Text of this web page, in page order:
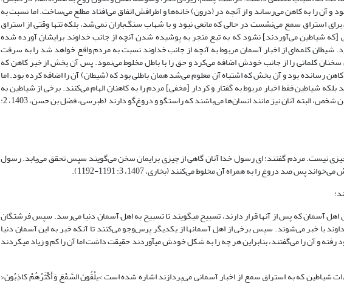
آن را به کاهن می‌رساند و از آنچه در (درون) خانه‌ها و اطرافش اتفاق می‌افتاد مطلع می‌ساخت. اما نسبت به
استراق سمع می‌نشست در حالی که مانعی نبود و با شهاب سنگ‌باران نمی‌شد، بلکه تنها وقتی از استراق
شیاطین می‌آوردند] نشود که به تبع منجر به پوشیده شدن آنچه از جانب خداوند برایشان آورده شده
کلمه‌ای از اخبار آسمان مربوط به آنچه از جانب خداوند نسبت به مردم واقع خواهد شد را به سرقت
سخنان کلماتی را از جانب خودش اضافه می‌کرد و حق را با باطل مخلوط می‌نمود. پس آن بخش از خبر کاهن که
بود و آن بخش که اشتباه آن معلوم می‌شد همان باطلی بود که (شیطان) آن را اضافه کرده بود. اما
شیاطین فقط اخبار مربوط به گفتار و کردار [مخفی] مردم را به کاهنان الهام می‌کنند. برخی از شیاطین به
برخی دیگر حوادث دور دست را الهام می‌کنند از سرقت و قتل و غایب شدن شخص، البته آنان نیز مانند انسان‌ها می‌باشند که راستگو و دروغ‌گو دارند (طبرسی، فضل بن حسن، 1403، 2:
نیست. مردم گفتند: ای رسول خدا آنان گاهی از چیزی برایمان سخن می‌گویند سپس تحقق می‌یابد. رسول
صد دروغ را به همراه آن مخلوط می‌کنند (بخاری، 1407، 3: 1191-1192).
وقتی خداوند امری را مقدر می‌سازد حاملان عرش تسبیح می‎گویند، سپس اهل آسمان که پس از آنها قرار دارند، تسبیح می‎گویند تا تسبیح به اهل آسمان دنیا می‌رسد. سپس فرشتگان
با خبر می‌شوند. سپس برخی از اهل آسمانها از یکدیگر پرس‌وجو می‌کنند تا آنکه خبر به این آسمان دنیا
می‌رسد. در این جا جن به طور پنهانی گوش می‌دهد و به سوی دوستان خود رفته و آن را می‌گفتند، بنابراین هر چه را به شکل خودش می‎آوردند حقیقت داشت اما آن را کم و زیاد می‎کردند
شیاطین که به استراق سمع از اخبار آسمانی می‌پردازند اشاره شده است >یلْقُونَ السَّمْعَ وَ أَکْثَرُهُمْ کاذِبُونَ<